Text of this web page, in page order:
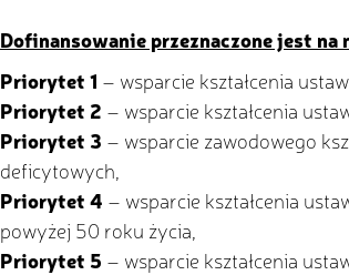
Dofinansowanie przeznaczone jest
Priorytet 1 – wsparcie kształcenia
Priorytet 2 – wsparcie kształcenia
Priorytet 3 – wsparcie zawodowego
deficytowych,
Priorytet 4 – wsparcie kształcenia
powyżej 50 roku życia,
Priorytet 5 – wsparcie kształcenia